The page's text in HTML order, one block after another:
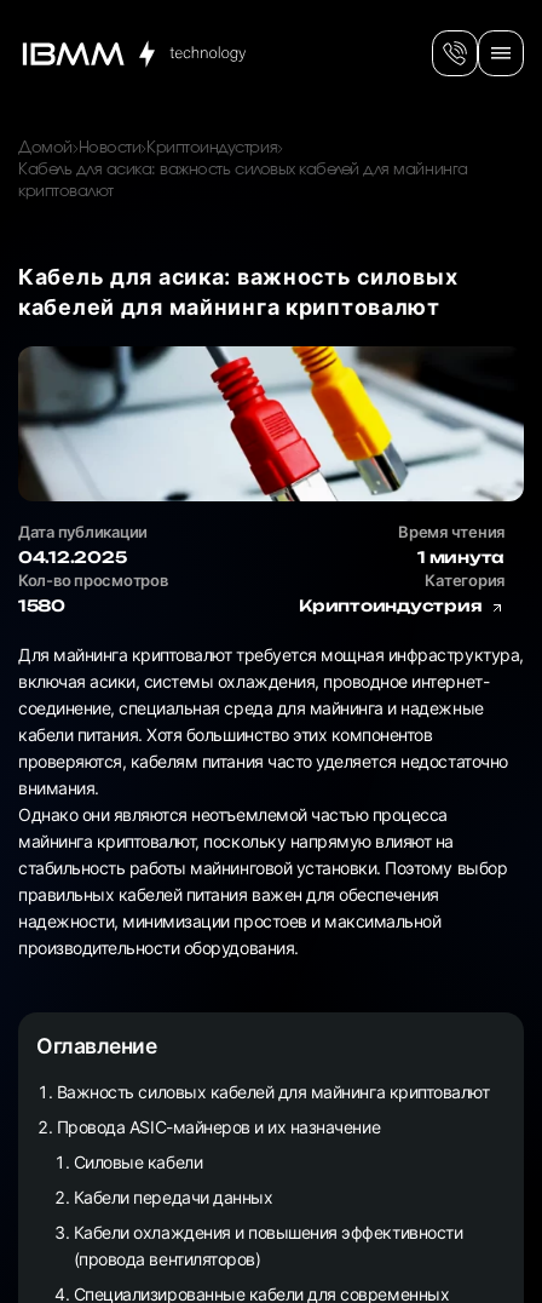
Домой Новости Криптоиндустрия
Кабель для асика: важность силовых кабелей для майнинга
криптовалют
Кабель для асика: важность силовых
кабелей для майнинга криптовалют
Дата публикации
04.12.2025
Время чтения
1 минута
Кол-во просмотров
1580
Категория
Криптоиндустрия
Для майнинга криптовалют требуется мощная инфраструктура,
включая асики, системы охлаждения, проводное интернет-
соединение, специальная среда для майнинга и надежные
кабели питания. Хотя большинство этих компонентов
проверяются, кабелям питания часто уделяется недостаточно
внимания.
Однако они являются неотъемлемой частью процесса
майнинга криптовалют, поскольку напрямую влияют на
стабильность работы майнинговой установки. Поэтому выбор
правильных кабелей питания важен для обеспечения
надежности, минимизации простоев и максимальной
производительности оборудования.
Оглавление
Важность силовых кабелей для майнинга криптовалют
Провода ASIC-майнеров и их назначение
Силовые кабели
Кабели передачи данных
Кабели охлаждения и повышения эффективности
(провода вентиляторов)
Специализированные кабели для современных